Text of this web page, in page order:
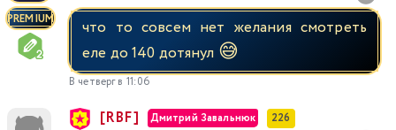
PREMIUM
что то совсем нет желания смотреть
еле до 140 дотянул 😅
В четверг в 11:06
[RBF] Дмитрий Завальнюк 226